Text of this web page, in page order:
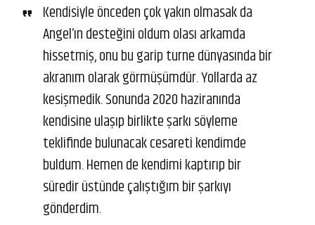
Kendisiyle önceden çok yakın olmasak da
Angel’ın desteğini oldum olası arkamda
hissetmiş, onu bu garip turne dünyasında bir
akranım olarak görmüşümdür. Yollarda az
kesişmedik. Sonunda 2020 haziranında
kendisine ulaşıp birlikte şarkı söyleme
teklifinde bulunacak cesareti kendimde
buldum. Hemen de kendimi kaptırıp bir
süredir üstünde çalıştığım bir şarkıyı
gönderdim.